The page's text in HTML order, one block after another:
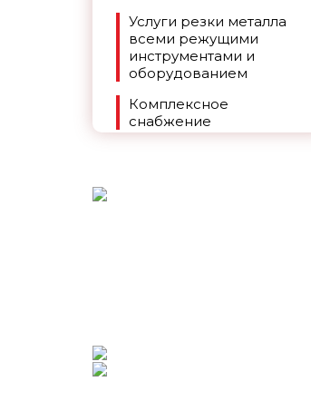
Услуги резки металла
всеми режущими
инструментами и
оборудованием
Комплексное
снабжение